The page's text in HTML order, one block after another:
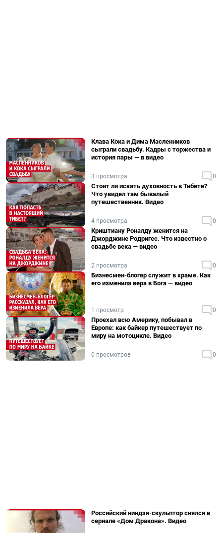
Клава Кока и Дима Масленников
сыграли свадьбу. Кадры с торжества и
история пары — в видео
3 просмотра 0
Стоит ли искать духовность в Тибете?
Что увидел там бывалый
путешественник. Видео
4 просмотра 0
Криштиану Роналду женится на
Джорджине Родригес. Что известно о
свадьбе века — видео
2 просмотра 0
Бизнесмен-блогер служит в храме. Как
его изменила вера в Бога — видео
1 просмотр 0
Проехал всю Америку, побывал в
Европе: как байкер путешествует по
миру на мотоцикле. Видео
0 просмотров 0
Российский ниндзя-скульптор снялся в
сериале «Дом Дракона». Видео